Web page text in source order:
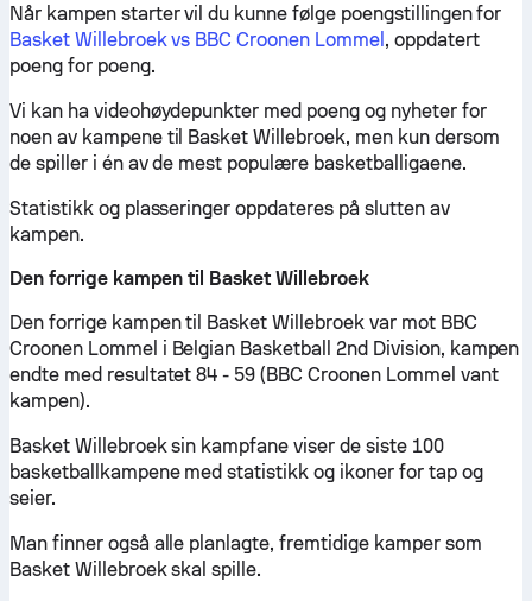
Når kampen starter vil du kunne følge poengstillingen for
Basket Willebroek vs BBC Croonen Lommel , oppdatert
poeng for poeng.
Vi kan ha videohøydepunkter med poeng og nyheter for
noen av kampene til Basket Willebroek, men kun dersom
de spiller i én av de mest populære basketballigaene.
Statistikk og plasseringer oppdateres på slutten av
kampen.
Den forrige kampen til Basket Willebroek
Den forrige kampen til Basket Willebroek var mot BBC
Croonen Lommel i Belgian Basketball 2nd Division, kampen
endte med resultatet 84 - 59 (BBC Croonen Lommel vant
kampen).
Basket Willebroek sin kampfane viser de siste 100
basketballkampene med statistikk og ikoner for tap og
seier.
Man finner også alle planlagte, fremtidige kamper som
Basket Willebroek skal spille.